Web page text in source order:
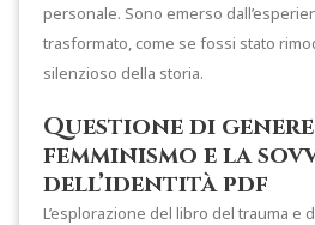
personale. Sono emerso
trasformato, come se fossi stato
silenzioso della storia.
Questione di
femminismo e la
dell’identità pdf
L’esplorazione del libro del trauma e